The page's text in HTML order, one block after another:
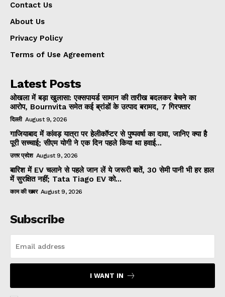
Contact Us
About Us
Privacy Policy
Terms of Use Agreement
Latest Posts
ओखला में बड़ा खुलासा: एक्सपायर्ड सामान की तारीख बदलकर बेचने का
आरोप, Bournvita समेत कई ब्रांडों के उत्पाद बरामद, 7 गिरफ्तार
दिल्ली August 9, 2026
गाजियाबाद में कांवड़ यात्रा पर हेलीकॉप्टर से पुष्पवर्षा का दावा, जानिए क्या है
पूरी सच्चाई; सीएम योगी ने एक दिन पहले किया था हवाई...
उत्तर प्रदेश August 9, 2026
बारिश में EV चलाने से पहले जान लें ये जरूरी बातें, 30 सेमी पानी भी हर हाल
में सुरक्षित नहीं; Tata Tiago EV को...
काम की खबर August 9, 2026
Subscribe
I WANT IN